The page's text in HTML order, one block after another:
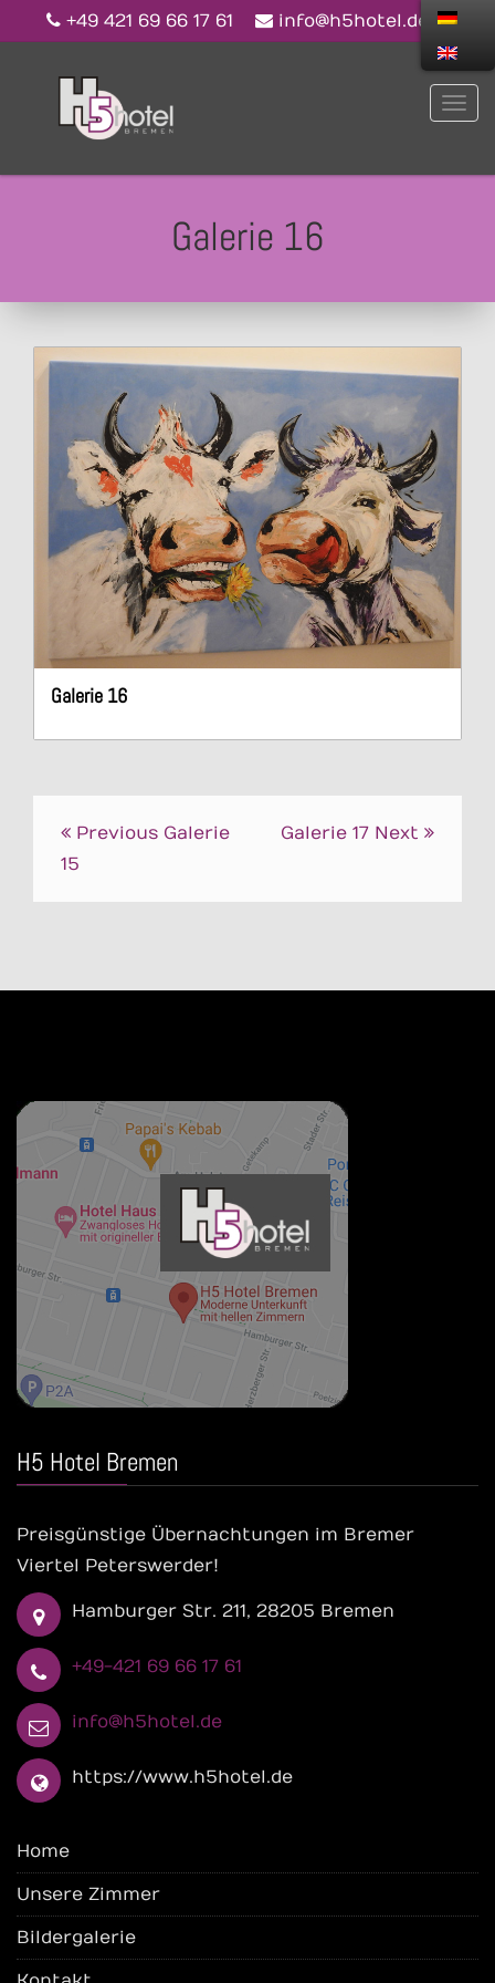
+49 421 69 66 17 61 info@h5hotel.de
Galerie 16
Galerie 16
Beitrags-
Navigation
Previous Galerie
15
Galerie 17 Next
H5 Hotel Bremen
Preisgünstige Übernachtungen im Bremer
Viertel Peterswerder!
Hamburger Str. 211, 28205 Bremen
+49-421 69 66 17 61
info@h5hotel.de
https://www.h5hotel.de
Home
Unsere Zimmer
Bildergalerie